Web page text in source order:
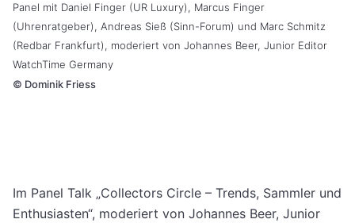
Panel mit Daniel Finger (UR Luxury), Marcus Finger
(Uhrenratgeber), Andreas Sieß (Sinn-Forum) und Marc Schmitz
(Redbar Frankfurt), moderiert von Johannes Beer, Junior Editor
WatchTime Germany
© Dominik Friess
Im Panel Talk „Collectors Circle – Trends, Sammler und
Enthusiasten“, moderiert von Johannes Beer, Junior